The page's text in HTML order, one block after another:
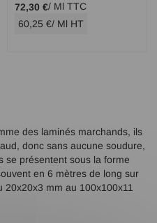
72,30 €/ Ml TTC
60,25 €/ Ml HT
des laminés marchands, ils
donc sans aucune soudure,
se présentent sous la forme
en 6 mètres de long sur
20x20x3 mm au 100x100x11